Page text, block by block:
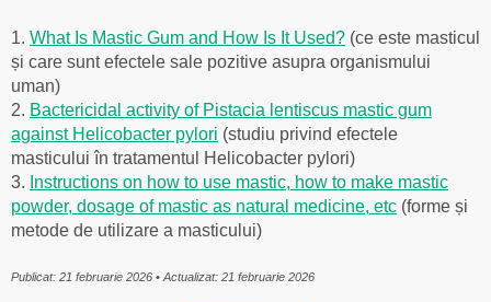
1. What Is Mastic Gum and How Is It Used? (ce este masticul
și care sunt efectele sale pozitive asupra organismului
uman)
2. Bactericidal activity of Pistacia lentiscus mastic gum
against Helicobacter pylori (studiu privind efectele
masticului în tratamentul Helicobacter pylori)
3. Instructions on how to use mastic, how to make mastic
powder, dosage of mastic as natural medicine, etc (forme și
metode de utilizare a masticului)
Publicat: 21 februarie 2026 • Actualizat: 21 februarie 2026